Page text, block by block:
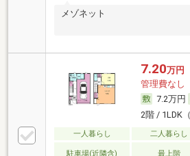
メゾネット
7.20万円
管理費なし
7.2万円
2階 / 1LDK
一人暮らし 二人暮らし
駐車場(近隣含) 最上階